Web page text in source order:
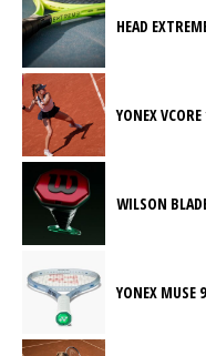
HEAD
YONEX
WILSON
YONEX MUSE